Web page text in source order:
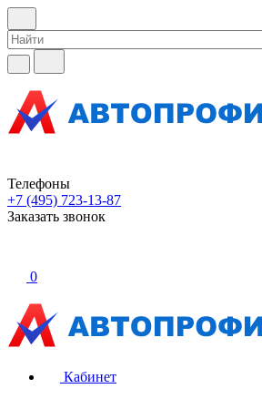
Телефоны
+7 (495) 723-13-87
Заказать звонок
0
Кабинет